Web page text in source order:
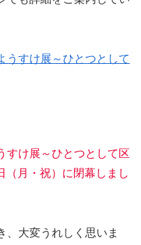
うすけ展～ひとつとして
すけ展～ひとつとして区
（月・祝）に閉幕しまし
、大変うれしく思いま